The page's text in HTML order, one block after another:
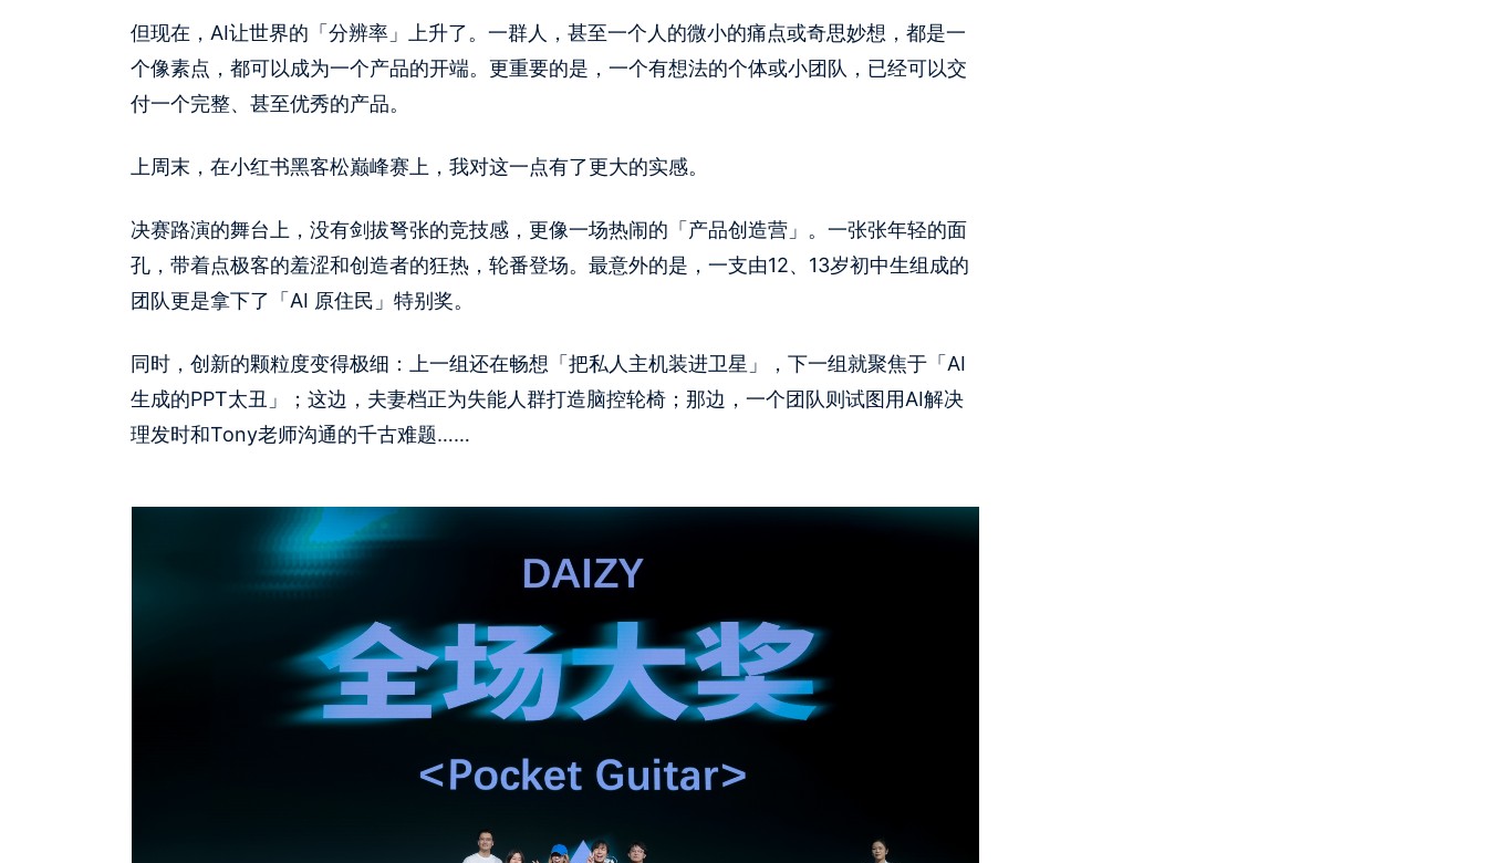
但现在，AI让世界的「分辨率」上升了。一群人，甚至一个人的微小的痛点或奇思妙想，都是一
个像素点，都可以成为一个产品的开端。更重要的是，一个有想法的个体或小团队，已经可以交
付一个完整、甚至优秀的产品。
上周末，在小红书黑客松巅峰赛上，我对这一点有了更大的实感。
决赛路演的舞台上，没有剑拔弩张的竞技感，更像一场热闹的「产品创造营」。一张张年轻的面
孔，带着点极客的羞涩和创造者的狂热，轮番登场。最意外的是，一支由12、13岁初中生组成的
团队更是拿下了「AI 原住民」特别奖。
同时，创新的颗粒度变得极细：上一组还在畅想「把私人主机装进卫星」，下一组就聚焦于「AI
生成的PPT太丑」；这边，夫妻档正为失能人群打造脑控轮椅；那边，一个团队则试图用AI解决
理发时和Tony老师沟通的千古难题……